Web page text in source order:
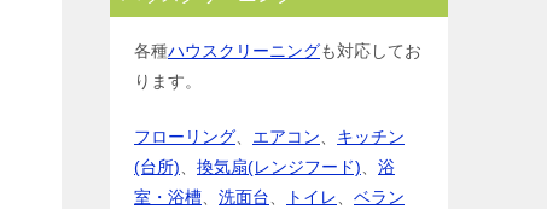
各種ハウスクリーニングも対応してお
ります。
フローリング エアコン
キッチン
(台所)
換気扇(レンジフード)
浴
室・浴槽
洗面台 トイレ
ベラン